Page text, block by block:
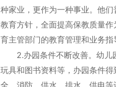
种家业，更作为一种事业。他
教育方针，全面提高保教质量
育主管部门的教育管理和业务指
2.办园条件不断改善。幼
玩具和图书资料等，办园条件